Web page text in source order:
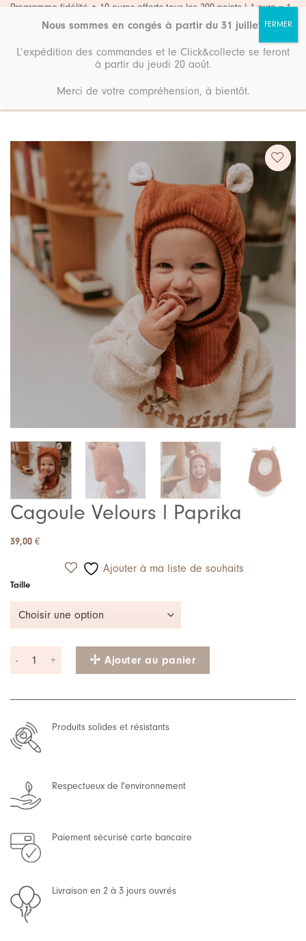
Passer
Programme fidélité • 10 euros offerts tous les 200 points ! 1 euro = 1
Accueil Boutique Mode
Ajouter
à ma
liste de
souhaits
Cagoule Velours l Paprika
39,00 €
Ajouter à ma liste de souhaits
Taille
quantité de Cagoule Velours l Paprika
Ajouter au panier
Produits solides et résistants
Respectueux de l'environnement
Paiement sécurisé carte bancaire
Livraison en 2 à 3 jours ouvrés
Nous sommes en congés à partir du 31 juillet
L’expédition des commandes et le Click&collecte se feront
à partir du jeudi 20 août.
Merci de votre compréhension, à bientôt.